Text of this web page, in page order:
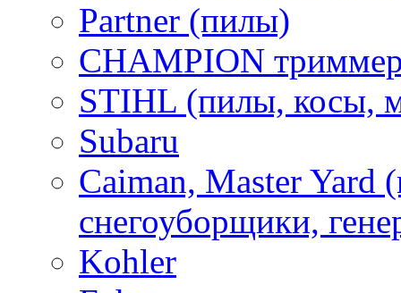
Partner (пилы)
CHAMPION
STIHL (пилы, косы,
Subaru
Caiman, Master Yard
снегоуборщики,
Kohler